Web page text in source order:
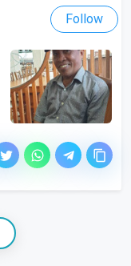
Follow